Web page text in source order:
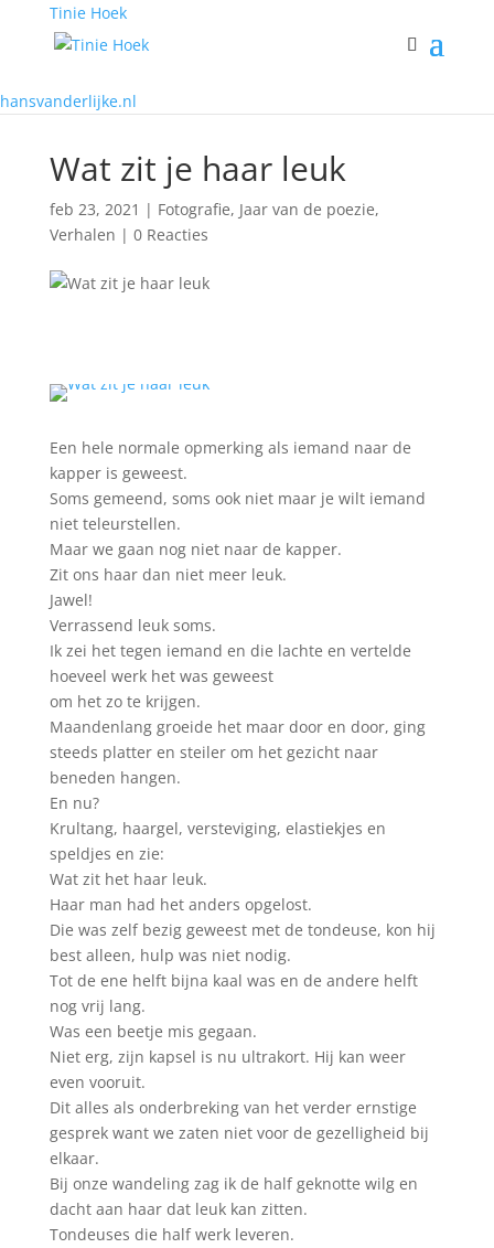
Tinie Hoek
hansvanderlijke.nl
Wat zit je haar leuk
feb 23, 2021 | Fotografie, Jaar van de poezie,
Verhalen | 0 Reacties
Een hele normale opmerking als iemand naar de
kapper is geweest.
Soms gemeend, soms ook niet maar je wilt iemand
niet teleurstellen.
Maar we gaan nog niet naar de kapper.
Zit ons haar dan niet meer leuk.
Jawel!
Verrassend leuk soms.
Ik zei het tegen iemand en die lachte en vertelde
hoeveel werk het was geweest
om het zo te krijgen.
Maandenlang groeide het maar door en door, ging
steeds platter en steiler om het gezicht naar
beneden hangen.
En nu?
Krultang, haargel, versteviging, elastiekjes en
speldjes en zie:
Wat zit het haar leuk.
Haar man had het anders opgelost.
Die was zelf bezig geweest met de tondeuse, kon hij
best alleen, hulp was niet nodig.
Tot de ene helft bijna kaal was en de andere helft
nog vrij lang.
Was een beetje mis gegaan.
Niet erg, zijn kapsel is nu ultrakort. Hij kan weer
even vooruit.
Dit alles als onderbreking van het verder ernstige
gesprek want we zaten niet voor de gezelligheid bij
elkaar.
Bij onze wandeling zag ik de half geknotte wilg en
dacht aan haar dat leuk kan zitten.
Tondeuses die half werk leveren.